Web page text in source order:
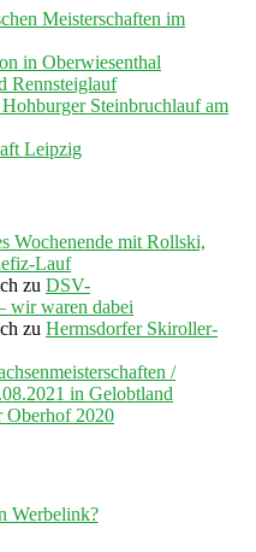
Meisterschaften im
in Oberwiesenthal
Rennsteiglauf
Steinbruchlauf am
Leipzig
Wochenende mit Rollski,
Lauf
zu DSV-
wir waren dabei
zu Hermsdorfer Skiroller-
/
in Gelobtland
Oberhof 2020
Werbelink?